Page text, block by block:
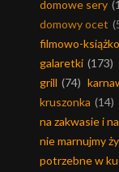
domowe sery
domowy ocet
filmowo-
galaretki (173)
grill (74)
kruszonka (14)
na zakwasie i
nie marnujmy
potrzebne w